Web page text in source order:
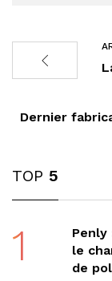
Dernier
TOP 5
1
le
de